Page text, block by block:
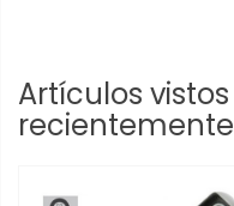
Artículos vistos
recientemente